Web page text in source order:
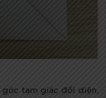
góc tam giác đối diện,